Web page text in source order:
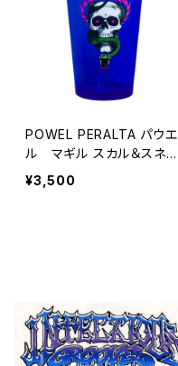
POWEL PERALTA パウエ
ル マギル スカル＆スネー
ク パイントグラス ブラック
ライト
¥3,500